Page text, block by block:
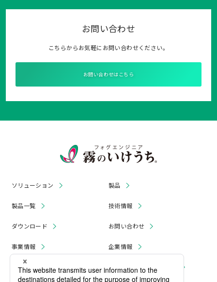
お問い合わせ
こちらからお気軽にお問い合わせください。
お問い合わせはこちら
ソリューション 製品
製品一覧 技術情報
ダウンロード お問い合わせ
事業情報 企業情報
お知らせ リコール・無償修理 情報